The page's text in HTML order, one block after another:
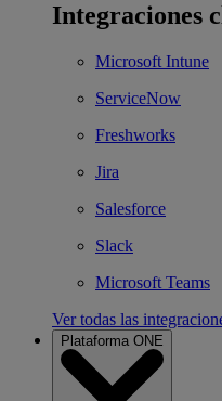
Integraciones
Microsoft Intune
ServiceNow
Freshworks
Jira
Salesforce
Slack
Microsoft Teams
Ver todas las
Plataforma ONE